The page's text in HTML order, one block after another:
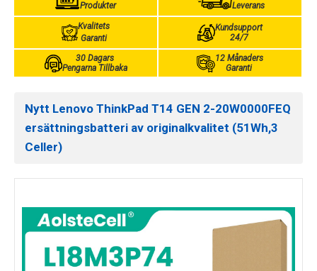
Produkter
Leverans
Kvalitets
Garanti
Kundsupport
24/7
30 Dagars
Pengarna Tillbaka
12 Månaders
Garanti
Nytt Lenovo ThinkPad T14 GEN 2-20W0000FEQ
ersättningsbatteri av originalkvalitet (51Wh,3
Celler)